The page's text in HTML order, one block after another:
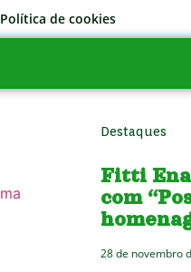
Política de cookies
Destaques
Fitti
com
28 de novembro